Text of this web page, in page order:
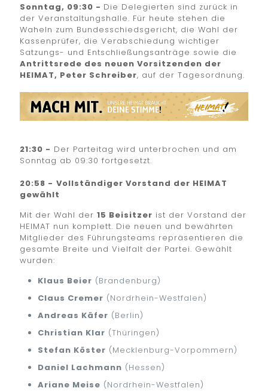
Sonntag, 09:30 - Die Delegierten sind zurück in
der Veranstaltungshalle. Für heute stehen die
Waheln zum Bundesschiedsgericht, die Wahl der
Kassenprüfer, die Verabschiedung wichtiger
Satzungs- und Entschließungsanträge sowie die
Antrittsrede des neuen Vorsitzenden der
HEIMAT, Peter Schreiber, auf der Tagesordnung.
21:30 - Der Parteitag wird unterbrochen und am
Sonntag ab 09:30 fortgesetzt.
20:58 - Vollständiger Vorstand der HEIMAT
gewählt
Mit der Wahl der 15 Beisitzer ist der Vorstand der
HEIMAT nun komplett. Die neuen und bewährten
Mitglieder des Führungsteams repräsentieren die
gesamte Breite und Vielfalt der Partei. Gewählt
wurden:
Klaus Beier (Brandenburg)
Claus Cremer (Nordrhein-Westfalen)
Andreas Käfer (Berlin)
Christian Klar (Thüringen)
Stefan Köster (Mecklenburg-Vorpommern)
Daniel Lachmann (Hessen)
Ariane Meise (Nordrhein-Westfalen)